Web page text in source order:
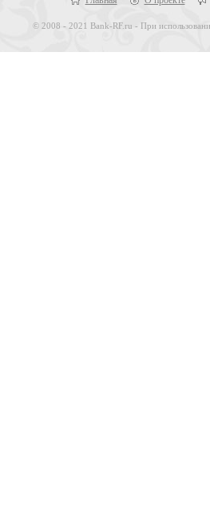
© 2008 - 2021 Bank-RF.ru - При